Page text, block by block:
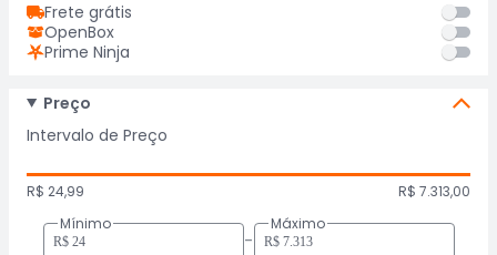
Frete grátis
OpenBox
Prime Ninja
Preço
Intervalo de Preço
R$ 24,99
R$ 7.313,00
Mínimo
-
Máximo